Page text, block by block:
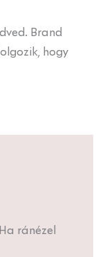
Brand
hogy
ránézel